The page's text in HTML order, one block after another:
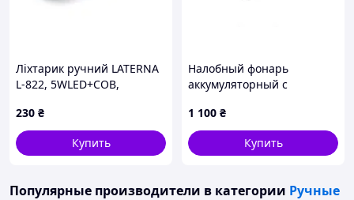
Ліхтарик ручний LATERNA
L-822, 5WLED+COB,
акумулятор, IP40,
145х56х45, USB кабель
230 ₴
Купить
Налобный фонарь
аккумуляторный с
1 100 ₴
Купить
Популярные производители в категории Ручные